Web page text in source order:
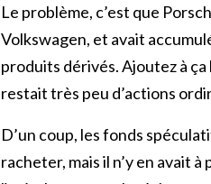
Le problème, c’est que
Volkswagen, et avait
produits dérivés. Ajoutez à
restait très peu d’actions
D’un coup, les fonds
racheter, mais il n’y en avait